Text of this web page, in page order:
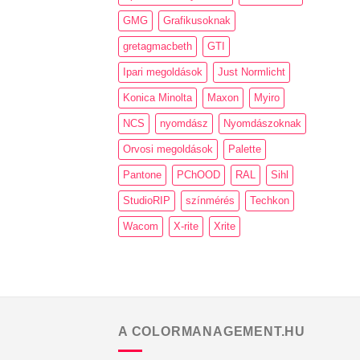
GMG Grafikusoknak
gretagmacbeth GTI
Ipari megoldások Just Normlicht
Konica Minolta Maxon Myiro
NCS nyomdász Nyomdászoknak
Orvosi megoldások Palette
Pantone PChOOD RAL Sihl
StudioRIP színmérés Techkon
Wacom X-rite Xrite
A COLORMANAGEMENT.HU